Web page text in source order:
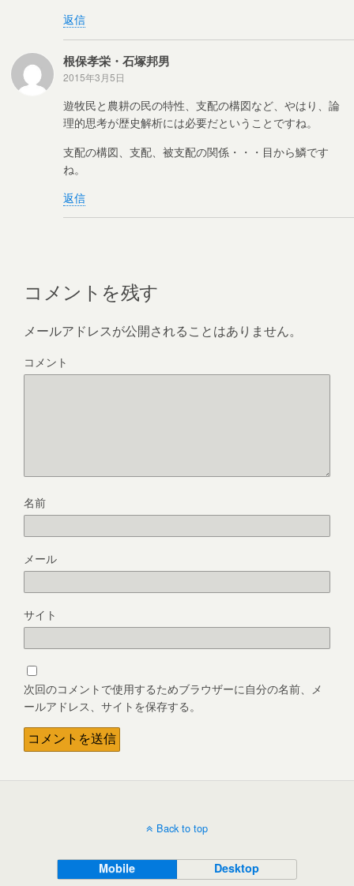
返信
根保孝栄・石塚邦男
2015年3月5日
遊牧民と農耕の民の特性、支配の構図など、やはり、論
理的思考が歴史解析には必要だということですね。
支配の構図、支配、被支配の関係・・・目から鱗です
ね。
返信
コメントを残す
メールアドレスが公開されることはありません。
コメント
名前
メール
サイト
次回のコメントで使用するためブラウザーに自分の名前、メ
ールアドレス、サイトを保存する。
Back to top
Mobile Desktop